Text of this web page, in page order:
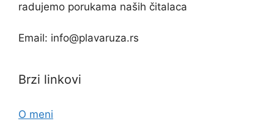
radujemo porukama naših čitalaca
Email: info@plavaruza.rs
Brzi linkovi
O meni